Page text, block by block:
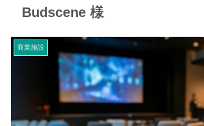
Budscene 様
商業施設